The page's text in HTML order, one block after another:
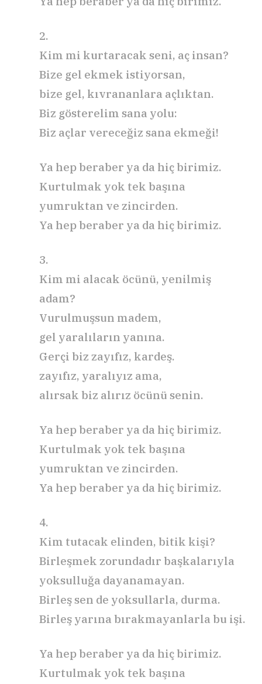
2.
Kim mi kurtaracak seni, aç insan?
Bize gel ekmek istiyorsan,
bize gel, kıvrananlara açlıktan.
Biz gösterelim sana yolu:
Biz açlar vereceğiz sana ekmeği!
Ya hep beraber ya da hiç birimiz.
Kurtulmak yok tek başına
yumruktan ve zincirden.
Ya hep beraber ya da hiç birimiz.
3.
Kim mi alacak öcünü, yenilmiş
adam?
Vurulmuşsun madem,
gel yaralıların yanına.
Gerçi biz zayıfız, kardeş.
zayıfız, yaralıyız ama,
alırsak biz alırız öcünü senin.
Ya hep beraber ya da hiç birimiz.
Kurtulmak yok tek başına
yumruktan ve zincirden.
Ya hep beraber ya da hiç birimiz.
4.
Kim tutacak elinden, bitik kişi?
Birleşmek zorundadır başkalarıyla
yoksulluğa dayanamayan.
Birleş sen de yoksullarla, durma.
Birleş yarına bırakmayanlarla bu işi.
Ya hep beraber ya da hiç birimiz.
Kurtulmak yok tek başına